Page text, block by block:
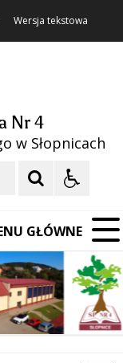
Wersja tekstowa
Nr 4
w Słopnicach
GŁÓWNE